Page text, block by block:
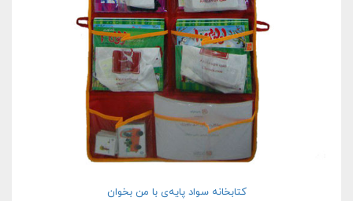
کتابخانه سواد پایه‌ی با من بخوان